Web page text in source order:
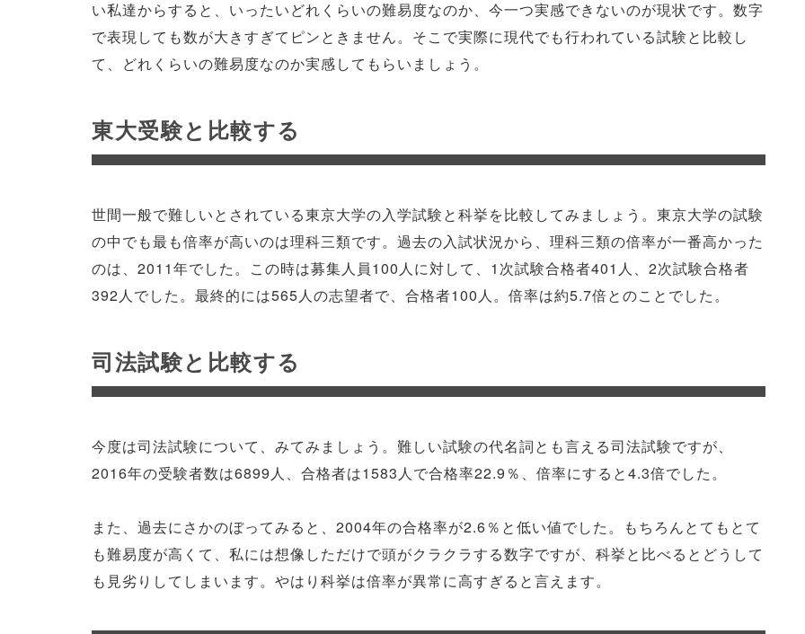
い私達からすると、いったいどれくらいの難易度なのか、今一つ実感できないのが現状です。数字
で表現しても数が大きすぎてピンときません。そこで実際に現代でも行われている試験と比較し
て、どれくらいの難易度なのか実感してもらいましょう。
東大受験と比較する
世間一般で難しいとされている東京大学の入学試験と科挙を比較してみましょう。東京大学の試験
の中でも最も倍率が高いのは理科三類です。過去の入試状況から、理科三類の倍率が一番高かった
のは、2011年でした。この時は募集人員100人に対して、1次試験合格者401人、2次試験合格者
392人でした。最終的には565人の志望者で、合格者100人。倍率は約5.7倍とのことでした。
司法試験と比較する
今度は司法試験について、みてみましょう。難しい試験の代名詞とも言える司法試験ですが、
2016年の受験者数は6899人、合格者は1583人で合格率22.9％、倍率にすると4.3倍でした。
また、過去にさかのぼってみると、2004年の合格率が2.6％と低い値でした。もちろんとてもとて
も難易度が高くて、私には想像しただけで頭がクラクラする数字ですが、科挙と比べるとどうして
も見劣りしてしまいます。やはり科挙は倍率が異常に高すぎると言えます。